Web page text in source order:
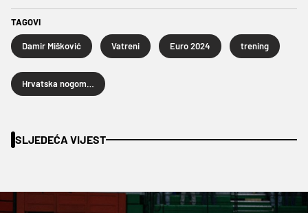
TAGOVI
Damir Mišković Vatreni Euro 2024 trening
SLJEDEĆA VIJEST